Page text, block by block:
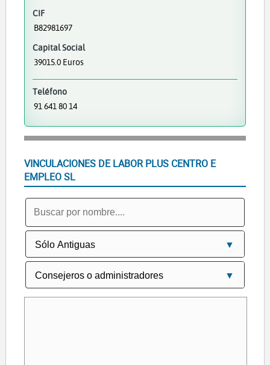
CIF
B82981697
Capital Social
39015.0 Euros
Teléfono
91 641 80 14
VINCULACIONES DE LABOR PLUS CENTRO E
EMPLEO SL